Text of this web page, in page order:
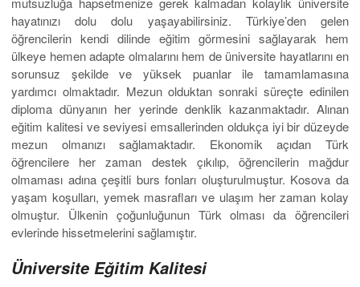
hayatınızı dolu dolu yaşayabilirsiniz. Türkiye’den gelen
öğrencilerin kendi dilinde eğitim görmesini sağlayarak hem
ülkeye hemen adapte olmalarını hem de üniversite hayatlarını en
sorunsuz şekilde ve yüksek puanlar ile tamamlamasına
yardımcı olmaktadır. Mezun olduktan sonraki süreçte edinilen
diploma dünyanın her yerinde denklik kazanmaktadır. Alınan
eğitim kalitesi ve seviyesi emsallerinden oldukça iyi bir düzeyde
mezun olmanızı sağlamaktadır. Ekonomik açıdan Türk
öğrencilere her zaman destek çıkılıp, öğrencilerin mağdur
olmaması adına çeşitli burs fonları oluşturulmuştur. Kosova da
yaşam koşulları, yemek masrafları ve ulaşım her zaman kolay
olmuştur. Ülkenin çoğunluğunun Türk olması da öğrencileri
evlerinde hissetmelerini sağlamıştır.
Üniversite Eğitim Kalitesi